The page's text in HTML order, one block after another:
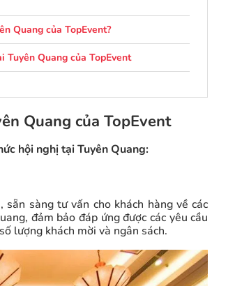
Quang của TopEvent?
Tuyên Quang của TopEvent
Quang của TopEvent
hội nghị tại Tuyên Quang:
sàng tư vấn cho khách hàng về các
đảm bảo đáp ứng được các yêu cầu
lượng khách mời và ngân sách.